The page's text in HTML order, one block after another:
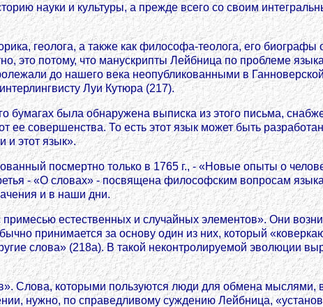
науки и культуры, а прежде всего со своим
геолога, а также как философа-теолога, его
это потому, что манускрипты Лейбница по проблеме
до нашего века неопубликованными в
Луи Кутюра (217).
бумагах была обнаружена выписка из этого письма,
ее совершенства. То есть этот язык может быть
и этот язык».
посмертно только в 1765 г., - «Новые опыты о
- «О словах» - посвящена философским вопросам
и в наши дни.
естественных и случайных элементов». Они
принимается за основу один из них, который
слова» (218а). В такой неконтролируемой эволюции
Слова, которыми пользуются люди для обмена
нужно, по справедливому суждению Лейбница,